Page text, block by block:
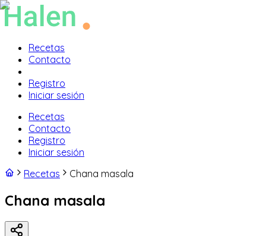
Recetas
Contacto
Registro
Iniciar sesión
Recetas
Contacto
Registro
Iniciar sesión
Recetas
Chana masala
Chana masala